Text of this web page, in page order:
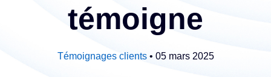
témoigne
Témoignages clients• 05 mars 2025